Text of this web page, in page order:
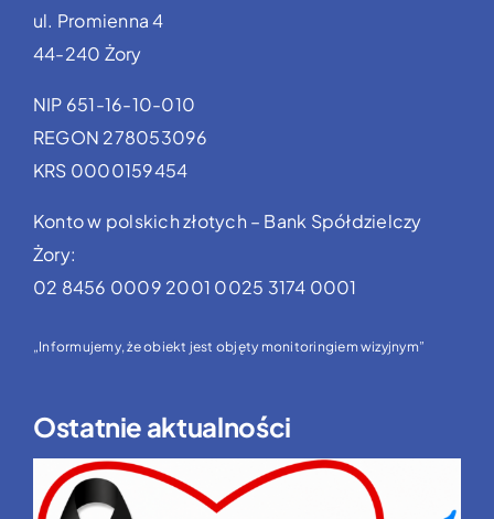
ul. Promienna 4
44-240 Żory
NIP 651-16-10-010
REGON 278053096
KRS 0000159454
Konto w polskich złotych – Bank Spółdzielczy
Żory:
02 8456 0009 2001 0025 3174 0001
„Informujemy, że obiekt jest objęty monitoringiem wizyjnym”
Ostatnie aktualności